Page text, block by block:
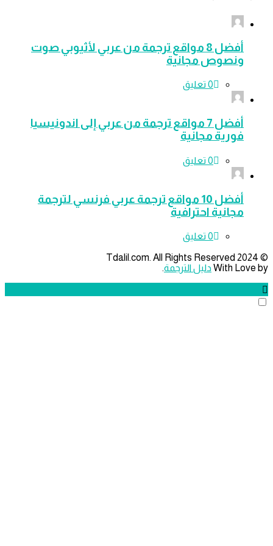
أفضل 8 مواقع ترجمة من عربي لأثيوبي صوت
ونصوص مجانية
أفضل 7 مواقع ترجمة من عربي إلى اندونيسيا
فورية مجانية
أفضل 10 مواقع ترجمة عربي فرنسي لترجمة
مجانية احترافية
With دليل الترجمة.